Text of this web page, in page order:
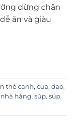
dừng chân
ăn và giàu
thẻ canh, cua, dao,
nhà hàng, súp, súp